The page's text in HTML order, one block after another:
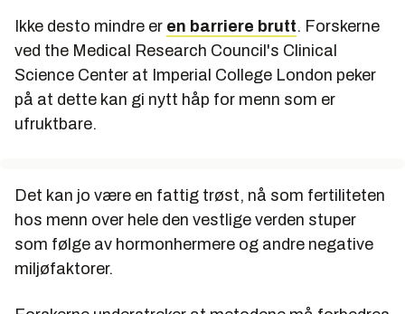
Ikke desto mindre er en barriere brutt. Forskerne
ved the Medical Research Council's Clinical
Science Center at Imperial College London peker
på at dette kan gi nytt håp for menn som er
ufruktbare.
Det kan jo være en fattig trøst, nå som fertiliteten
hos menn over hele den vestlige verden stuper
som følge av hormonhermere og andre negative
miljøfaktorer.